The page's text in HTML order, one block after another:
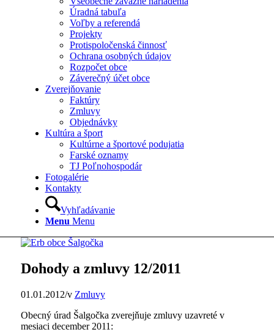
Úradná tabuľa
Voľby a referendá
Projekty
Protispoločenská činnosť
Ochrana osobných údajov
Rozpočet obce
Záverečný účet obce
Zverejňovanie
Faktúry
Zmluvy
Objednávky
Kultúra a šport
Kultúrne a športové podujatia
Farské oznamy
TJ Poľnohospodár
Fotogalérie
Kontakty
Vyhľadávanie
Menu Menu
Dohody a zmluvy 12/2011
01.01.2012/v Zmluvy
Obecný úrad Šalgočka zverejňuje zmluvy uzavreté v
mesiaci december 2011: